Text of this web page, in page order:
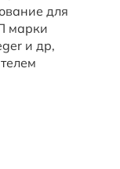
для
марки
и др,